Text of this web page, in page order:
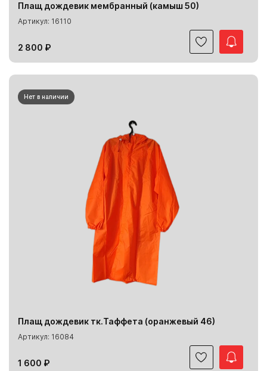
Плащ дождевик мембранный (камыш 50)
Артикул: 16110
2 800 ₽
Нет в наличии
Плащ дождевик тк.Таффета (оранжевый 46)
Артикул: 16084
1 600 ₽